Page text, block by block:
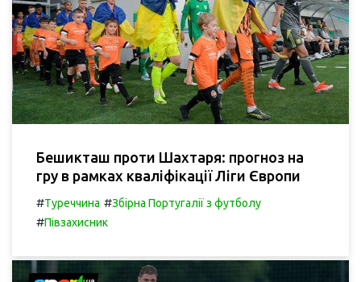
Бешикташ проти Шахтаря: прогноз на
гру в рамках кваліфікації Ліги Європи
#Туреччина #Збірна Португалії з футболу
#Півзахисник